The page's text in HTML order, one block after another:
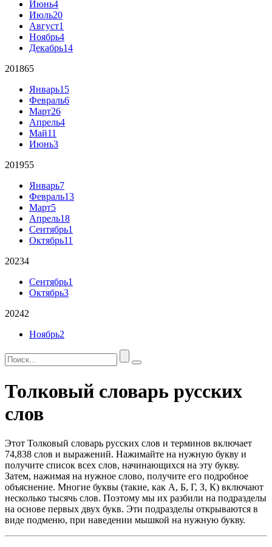
Июнь4
Июль20
Август1
Ноябрь4
Декабрь14
201865
Январь15
Февраль6
Март26
Апрель4
Май11
Июнь3
201955
Январь7
Февраль13
Март5
Апрель18
Сентябрь1
Октябрь11
20234
Сентябрь1
Октябрь3
20242
Ноябрь2
Толковый словарь русских
слов
Этот Толковый словарь русских слов и терминов включает
74,838 слов и выражений. Нажимайте на нужную букву и
получите список всех слов, начинающихся на эту букву.
Затем, нажимая на нужное слово, получите его подробное
объяснение. Многие буквы (такие, как А, Б, Г, З, К) включают
несколько тысячь слов. Поэтому мы их разбили на подразделы
на основе первых двух букв. Эти подразделы открываются в
виде подменю, при наведении мышкой на нужную букву.